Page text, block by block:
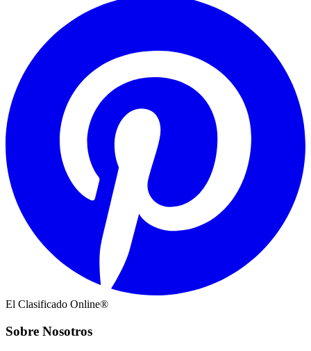
El Clasificado Online®
Sobre Nosotros